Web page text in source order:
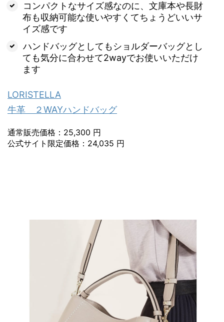
コンパクトなサイズ感なのに、文庫本や長財
布も収納可能な使いやすくてちょうどいいサ
イズ感です
ハンドバッグとしてもショルダーバッグとし
ても気分に合わせて2wayでお使いいただけ
ます
LORISTELLA
牛革 ２WAYハンドバッグ
通常販売価格：25,300 円
公式サイト限定価格：24,035 円